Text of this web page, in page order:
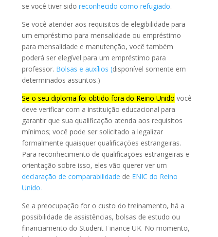
se você tiver sido reconhecido como refugiado.
Se você atender aos requisitos de elegibilidade para
um empréstimo para mensalidade ou empréstimo
para mensalidade e manutenção, você também
poderá ser elegível para um empréstimo para
professor. Bolsas e auxílios (disponível somente em
determinados assuntos.)
Se o seu diploma foi obtido fora do Reino Unido você
deve verificar com a instituição educacional para
garantir que sua qualificação atenda aos requisitos
mínimos; você pode ser solicitado a legalizar
formalmente quaisquer qualificações estrangeiras.
Para reconhecimento de qualificações estrangeiras e
orientação sobre isso, eles vão querer ver um
declaração de comparabilidade de ENIC do Reino
Unido.
Se a preocupação for o custo do treinamento, há a
possibilidade de assistências, bolsas de estudo ou
financiamento do Student Finance UK. No momento,